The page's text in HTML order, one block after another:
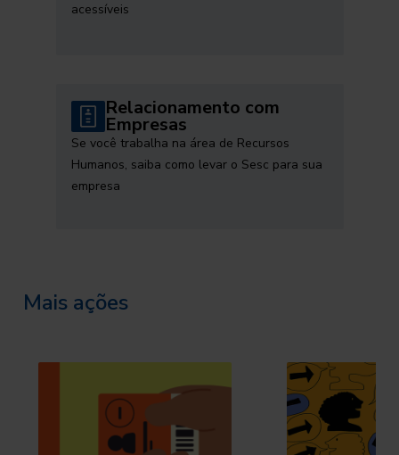
acessíveis
Relacionamento com
Empresas
Se você trabalha na área de Recursos
Humanos, saiba como levar o Sesc para sua
empresa
Mais ações